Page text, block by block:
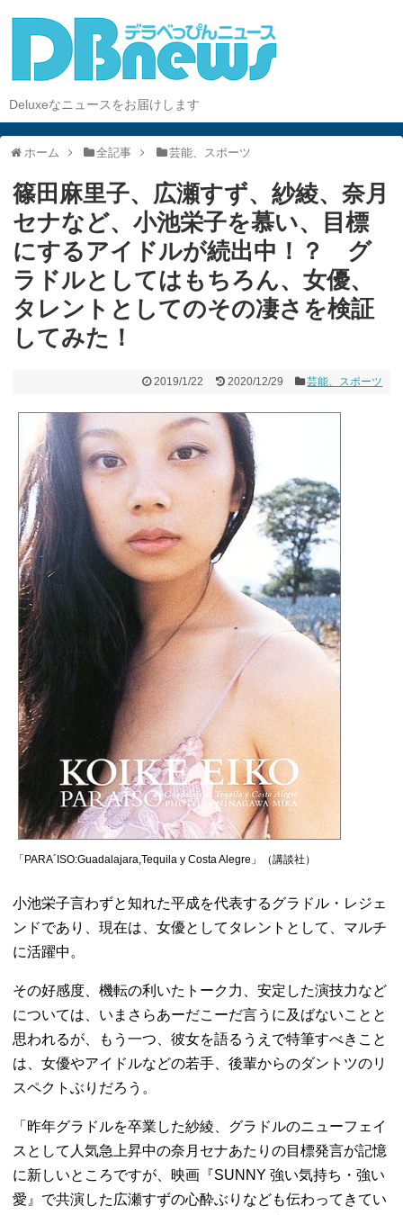
Deluxeなニュースをお届けします
ホーム 全記事 芸能、スポーツ
篠田麻里子、広瀬すず、紗綾、奈月
セナなど、小池栄子を慕い、目標
にするアイドルが続出中！？ グ
ラドルとしてはもちろん、女優、
タレントとしてのその凄さを検証
してみた！
2019/1/22 2020/12/29 芸能、スポーツ
「PARA´ISO:Guadalajara,Tequila y Costa Alegre」（講談社）
小池栄子言わずと知れた平成を代表するグラドル・レジェ
ンドであり、現在は、女優としてタレントとして、マルチ
に活躍中。
その好感度、機転の利いたトーク力、安定した演技力など
については、いまさらあーだこーだ言うに及ばないことと
思われるが、もう一つ、彼女を語るうえで特筆すべきこと
は、女優やアイドルなどの若手、後輩からのダントツのリ
スペクトぶりだろう。
「昨年グラドルを卒業した紗綾、グラドルのニューフェイ
スとして人気急上昇中の奈月セナあたりの目標発言が記憶
に新しいところですが、映画『SUNNY 強い気持ち・強い
愛』で共演した広瀬すずの心酔ぶりなども伝わってきてい